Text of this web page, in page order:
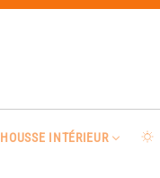
HOUSSE INTÉRIEUR